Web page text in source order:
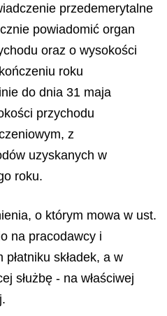
przedemerytalne
powiadomić organ
oraz o wysokości
roku
do dnia 31 maja
przychodu
z
uzyskanych w
roku.
o którym mowa w ust.
na pracodawcy i
składek, a w
służbę - na właściwej